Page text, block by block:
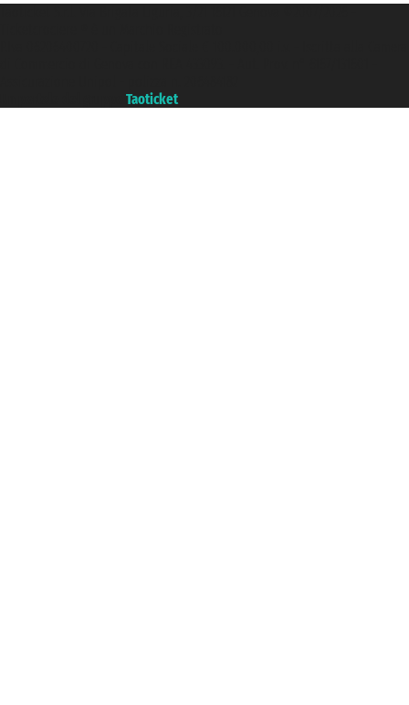
Taoticket